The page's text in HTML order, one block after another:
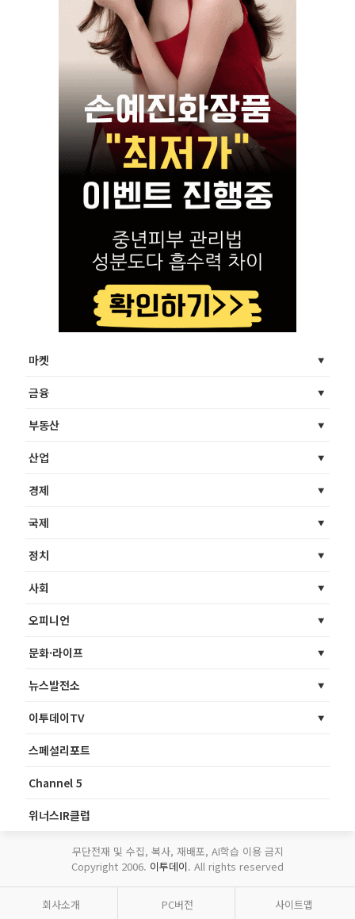
마켓
금융
부동산
산업
경제
국제
정치
사회
오피니언
문화·라이프
뉴스발전소
이투데이TV
스페셜리포트
Channel 5
위너스IR클럽
무단전재 및 수집, 복사, 재배포, AI학습 이용 금지
Copyright 2006. 이투데이. All rights reserved
회사소개 PC버전 사이트맵